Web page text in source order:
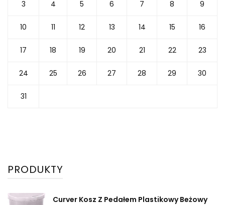
3 4 5 6 7 8 9
10 11 12 13 14 15 16
17 18 19 20 21 22 23
24 25 26 27 28 29 30
31
PRODUKTY
Curver Kosz Z Pedałem Plastikowy Beżowy